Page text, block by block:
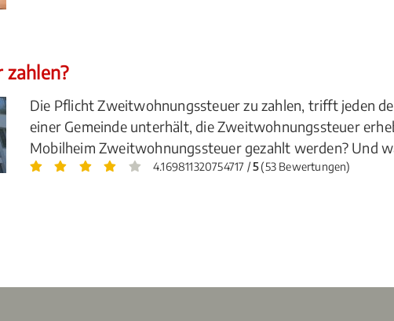
Die Pflicht Zweitwohnungssteuer zu zahlen, trifft jeden
einer Gemeinde unterhält, die Zweitwohnungssteuer
Mobilheim Zweitwohnungssteuer gezahlt werden? Und
4.169811320754717 /5(53 Bewertungen)